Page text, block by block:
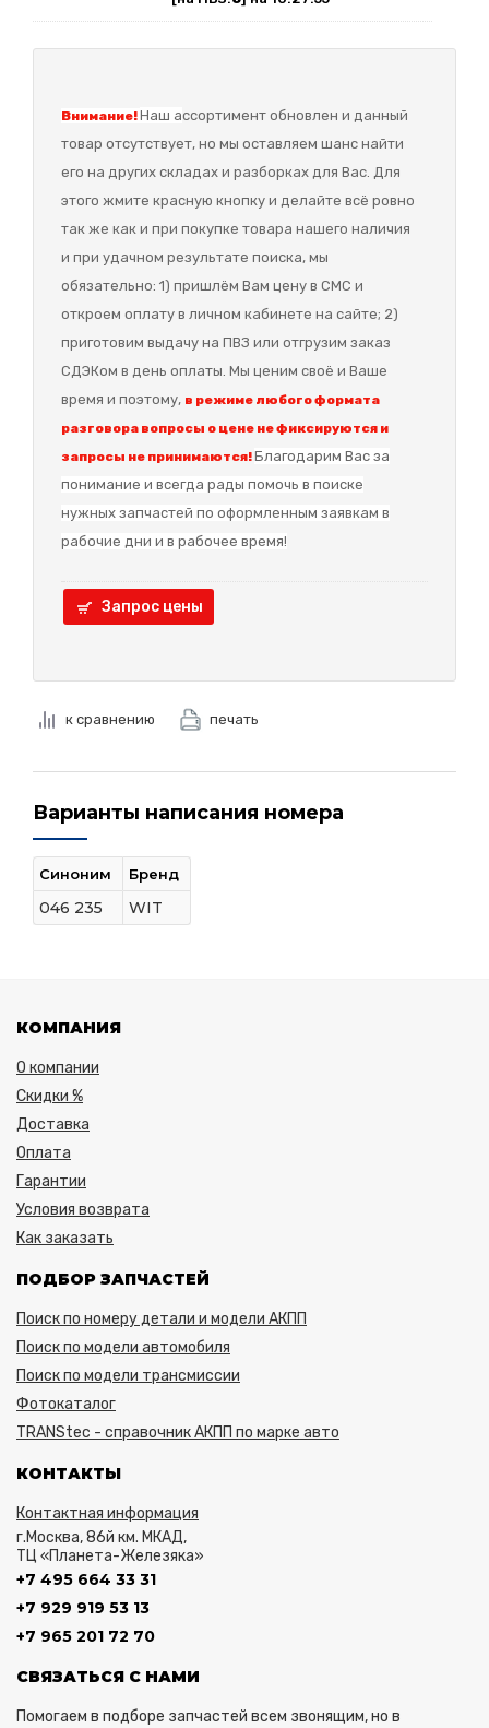
Внимание!Наш ассортимент обновлен и данный
товар отсутствует, но мы оставляем шанс найти
его на других складах и разборках для Вас. Для
этого жмите красную кнопку и делайте всё ровно
так же как и при покупке товара нашего наличия
и при удачном результате поиска, мы
обязательно: 1) пришлём Вам цену в СМС и
откроем оплату в личном кабинете на сайте; 2)
приготовим выдачу на ПВЗ или отгрузим заказ
СДЭКом в день оплаты. Мы ценим своё и Ваше
время и поэтому, в режиме любого формата
разговора вопросы о цене не фиксируются и
запросы не принимаются!Благодарим Вас за
понимание и всегда рады помочь в поиске
нужных запчастей по оформленным заявкам в
рабочие дни и в рабочее время!
Запрос цены
к сравнению печать
Варианты написания номера
Синоним Бренд
046 235 WIT
КОМПАНИЯ
О компании
Скидки %
Доставка
Оплата
Гарантии
Условия возврата
Как заказать
ПОДБОР ЗАПЧАСТЕЙ
Поиск по номеру детали и модели АКПП
Поиск по модели автомобиля
Поиск по модели трансмиссии
Фотокаталог
TRANStec - справочник АКПП по марке авто
КОНТАКТЫ
Контактная информация
г.Москва, 86й км. МКАД,
ТЦ «Планета-Железяка»
+7 495 664 33 31
+7 929 919 53 13
+7 965 201 72 70
СВЯЗАТЬСЯ С НАМИ
Помогаем в подборе запчастей всем звонящим, но в